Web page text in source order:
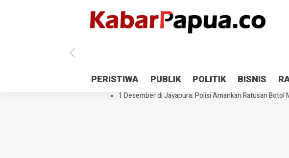
PERISTIWA PUBLIK POLITIK BISNIS
Antisipasi 1 Desember, TNI Polri Patroli 2×24 jam di Kota
Gedung Perpustakaan SMPN 5 Sentani Terbakar
1 Desember di Jayapura: Polisi Amankan Ratusan Botol